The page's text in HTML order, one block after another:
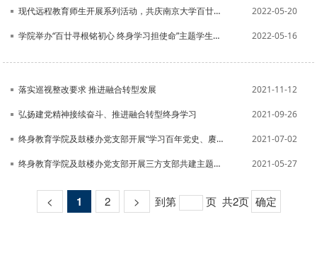
现代远程教育师生开展系列活动，共庆南京大学百廿华诞 2022-05-20
学院举办“百廿寻根铭初心 终身学习担使命”主题学生校园活动 2022-05-16
落实巡视整改要求 推进融合转型发展 2021-11-12
弘扬建党精神接续奋斗、推进融合转型终身学习 2021-09-26
终身教育学院及鼓楼办党支部开展“学习百年党史、赓续革命精神——庆祝中国共产党成立100周年”主题活动 2021-07-02
终身教育学院及鼓楼办党支部开展三方支部共建主题党日活动 2021-05-27
< 1 2 > 到第 页 共2页 确定